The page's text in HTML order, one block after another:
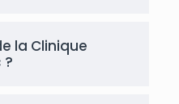
la Clinique
?